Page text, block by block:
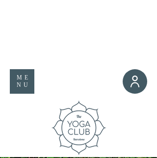
ME
NU